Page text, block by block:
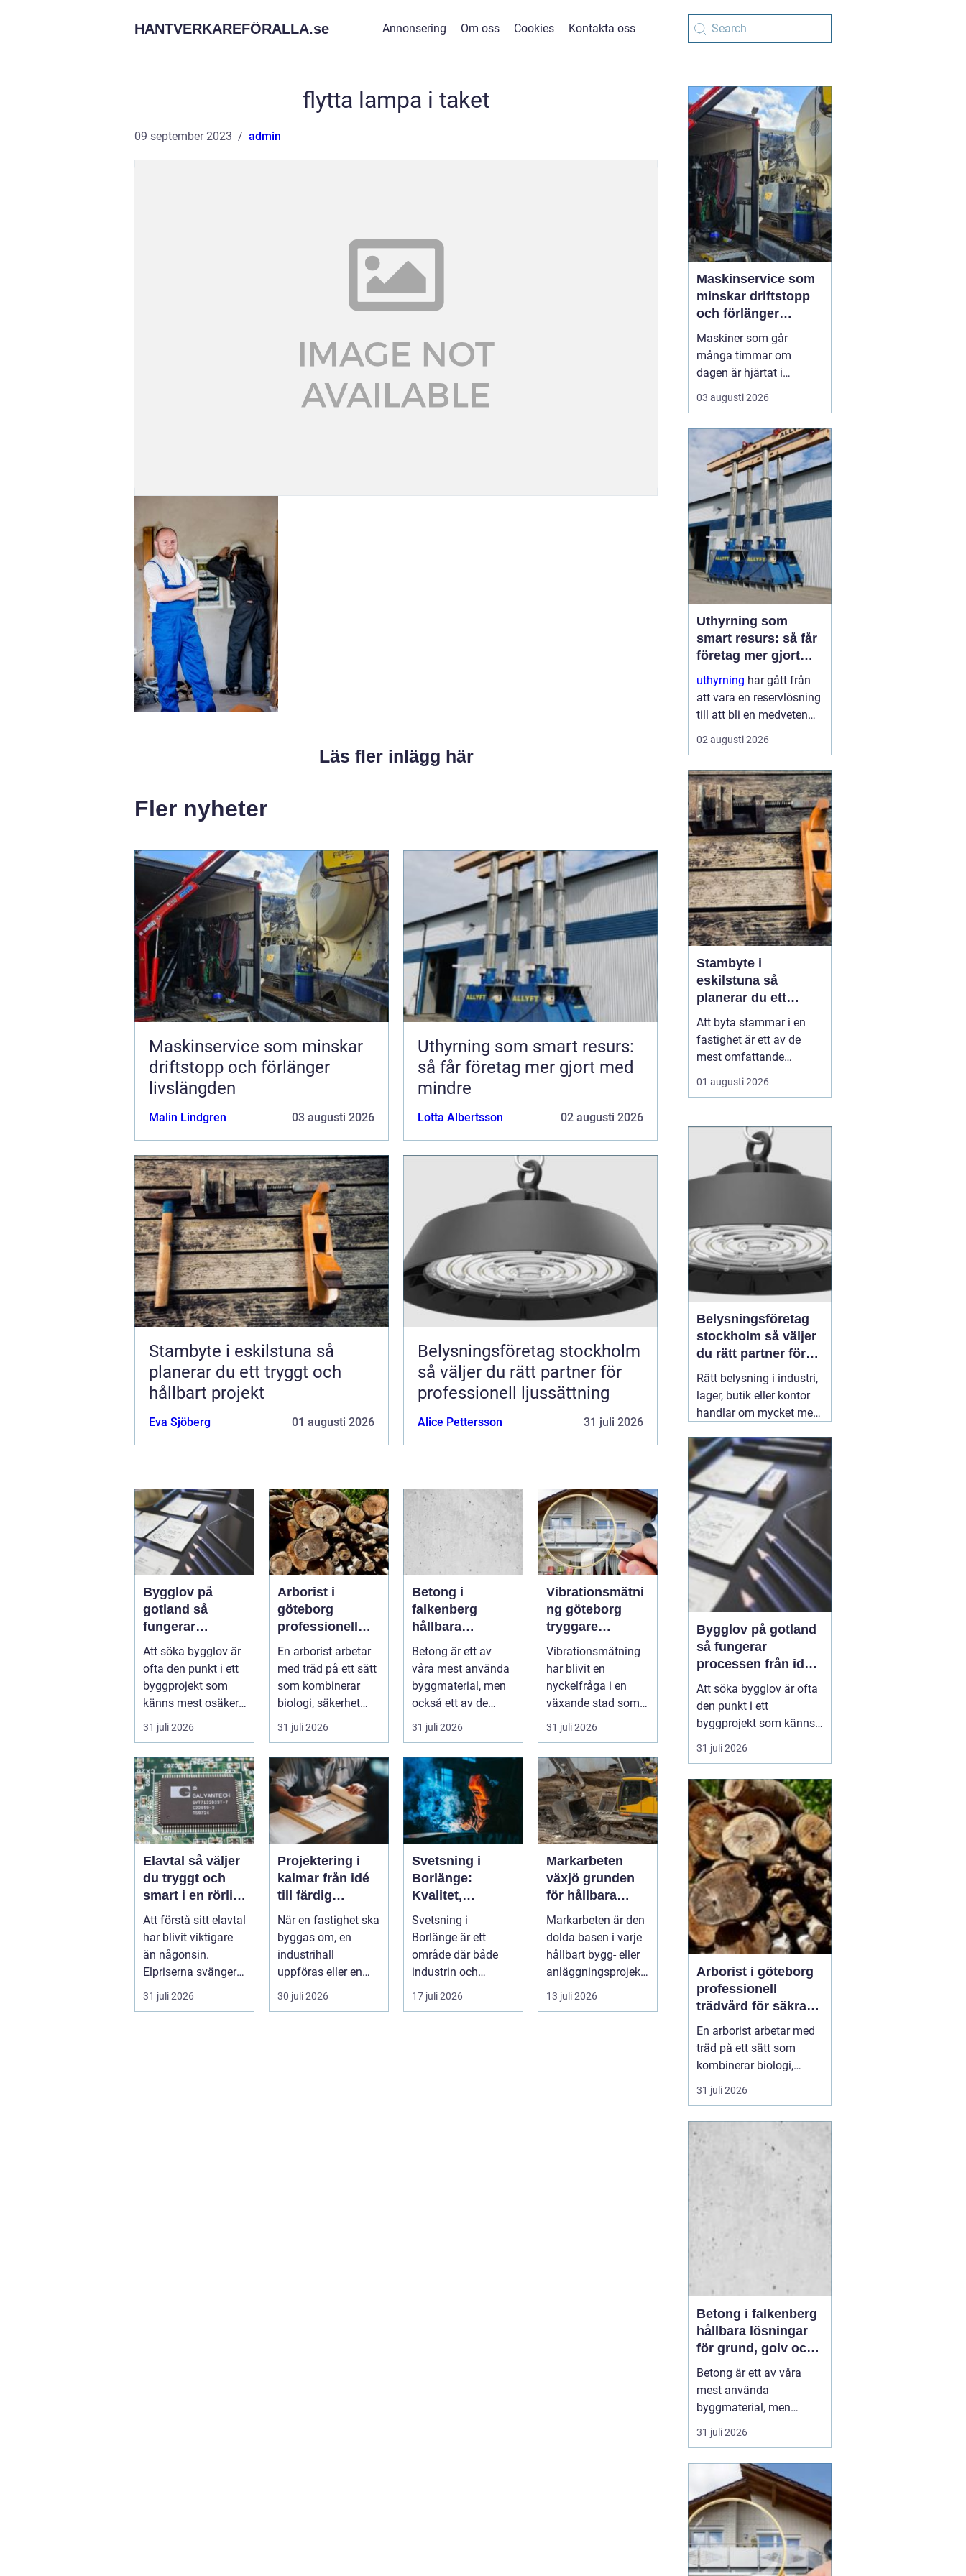
HANTVERKAREFÖRALLA.se Annonsering Om oss Cookies Kontakta oss
flytta lampa i taket
09 september 2023 admin
Läs fler inlägg här
Fler nyheter
Maskinservice som minskar
driftstopp och förlänger
livslängden
Malin Lindgren 03 augusti 2026
Uthyrning som smart resurs:
så får företag mer gjort med
mindre
Lotta Albertsson 02 augusti 2026
Stambyte i eskilstuna så
planerar du ett tryggt och
hållbart projekt
Eva Sjöberg 01 augusti 2026
Belysningsföretag stockholm
så väljer du rätt partner för
professionell ljussättning
Alice Pettersson 31 juli 2026
Bygglov på
gotland så
fungerar
processen från
idé till godkänt
beslut
Att söka bygglov är
ofta den punkt i ett
byggprojekt som
känns mest osäker.
Frågorna hopar sig:
vilk...
31 juli 2026
Arborist i
göteborg
professionell
trädvård för
säkra och friska
En arborist arbetar
med träd på ett sätt
som kombinerar
biologi, säkerhet
och hantverk. I en
stad so...
31 juli 2026
Betong i
falkenberg
hållbara
lösningar för
grund, golv och
utemiljö
Betong är ett av
våra mest använda
byggmaterial, men
också ett av de
mest
missförstådda.
Många tänke...
31 juli 2026
Vibrationsmätni
ng göteborg
tryggare
markarbeten i
tät stadsmiljö
Vibrationsmätning
har blivit en
nyckelfråga i en
växande stad som
Göteborg. När nya
bostäder, broar,...
31 juli 2026
Elavtal så väljer
du tryggt och
smart i en rörlig
elmarknad
Att förstå sitt elavtal
har blivit viktigare
än någonsin.
Elpriserna svänger
snabbt, nya typer av
av...
31 juli 2026
Projektering i
kalmar från idé
till färdig
lösning
När en fastighet ska
byggas om, en
industrihall
uppföras eller en
lantbruksanläggnin
g moderniseras ä...
30 juli 2026
Svetsning i
Borlänge:
Kvalitet,
precision och
hållbara
konstruktioner
Svetsning i
Borlänge är ett
område där både
industrin och
mindre verkst&a...
17 juli 2026
Markarbeten
växjö grunden
för hållbara
projekt
Markarbeten är den
dolda basen i varje
hållbart bygg- eller
anläggningsprojekt.
Oavsett om det
gälle...
13 juli 2026
Maskinservice som
minskar driftstopp
och förlänger
livslängden
Maskiner som går
många timmar om
dagen är hjärtat i
entreprenad, skog och
lantbruk. När de stannar,
genomtänkt
maskinservice intebara
en kostnad, utan ett sätt
a...
03 augusti 2026
Uthyrning som
smart resurs: så får
företag mer gjort
med mindre
uthyrning har gått från
att vara en reservlösning
till att bli en medveten
strategi för många
företag. I stället för att
utrustning väljer allt fler
att hyra. Det frigör både
pengar o...
02 augusti 2026
Stambyte i
eskilstuna så
planerar du ett
tryggt och hållbart
projekt
Att byta stammar i en
fastighet är ett av de
mest omfattande
ingreppen som kan
göras i ett hus.
nödvändig åtgärd för att
undvika vattenskador,
fuktproblem och
kostsamma akuta
fastighetsäga...
01 augusti 2026
Belysningsföretag
stockholm så väljer
du rätt partner för
professionell
ljussättning
Rätt belysning i industri,
lager, butik eller kontor
handlar om mycket mer
Ljuset påverkar säkerhet,
energikostnader,
produktivitet och hur en
lokal upplevs varje dag.
När företag i Stockholm
letar
31 juli 2026
Bygglov på gotland
så fungerar
processen från idé
till godkänt beslut
Att söka bygglov är ofta
den punkt i ett
byggprojekt som känns
mest osäker. Frågorna
hopar sig: vilka
länge tar det, vad säger
detaljplanen och hur
påverkas tidsplanen? På
Gotland tillkommer
dessutom särskilda
hänsyn, som kultur...
31 juli 2026
Arborist i göteborg
professionell
trädvård för säkra
och friska träd
En arborist arbetar med
träd på ett sätt som
kombinerar biologi,
säkerhet och hantverk. I
en stad som Göteborg,
med tät bebyggelse,
krävs genomtänkt
trädvård för att både
människor och träd ska
må bra. Många
fastighetsägare, bos...
31 juli 2026
Betong i falkenberg
hållbara lösningar
för grund, golv och
utemiljö
Betong är ett av våra
mest använda
byggmaterial, men
också ett av de mest
missförstådda. Många
ytor, men modern betong
i Falkenberg handlar lika
mycket om design,
precision och långsiktig
funktion. För den som
planerar ny grund...
31 juli 2026